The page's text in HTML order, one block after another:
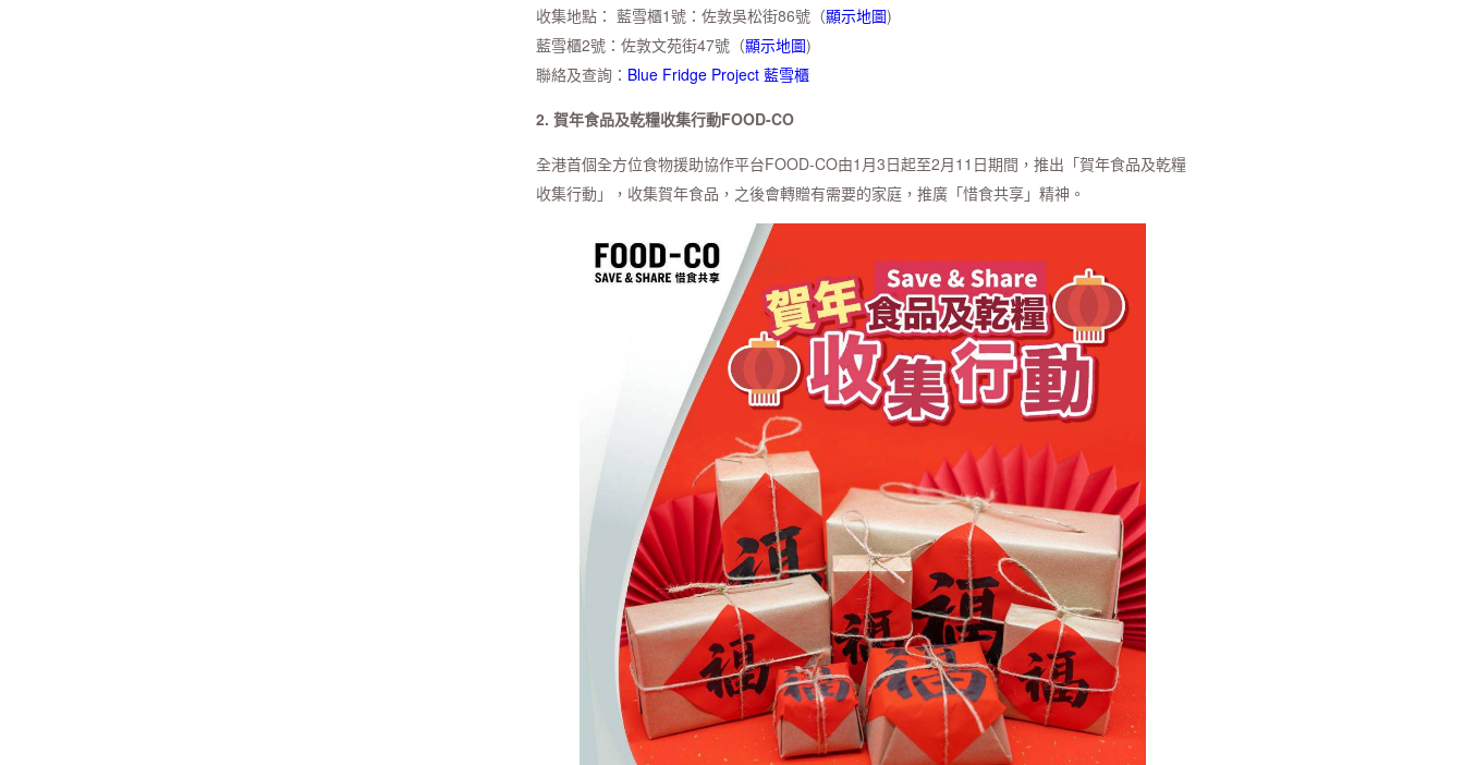
收集地點： 藍雪櫃1號：佐敦吳松街86號（顯示地圖)
藍雪櫃2號：佐敦文苑街47號（顯示地圖)
聯絡及查詢： Blue Fridge Project 藍雪櫃
2. 賀年食品及乾糧收集行動FOOD-CO
全港首個全方位食物援助協作平台FOOD-CO由1月3日起至2月11日期間，推出「賀年食品及乾糧
收集行動」，收集賀年食品，之後會轉贈有需要的家庭，推廣「惜食共享」精神。